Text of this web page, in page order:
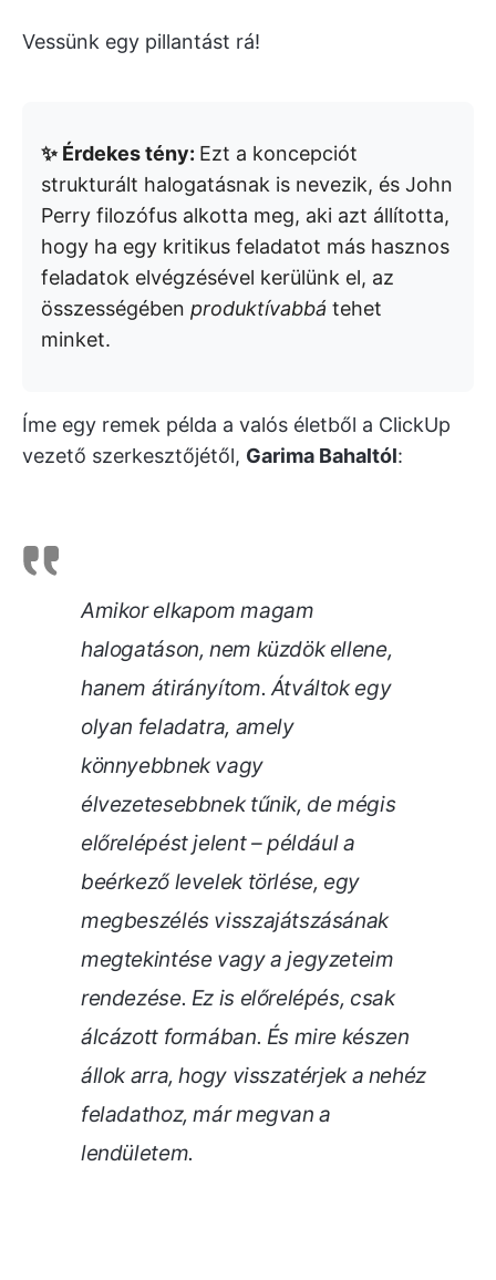
Vessünk egy pillantást rá!
✨ Érdekes tény: Ezt a koncepciót
strukturált halogatásnak is nevezik, és John
Perry filozófus alkotta meg, aki azt állította,
hogy ha egy kritikus feladatot más hasznos
feladatok elvégzésével kerülünk el, az
összességében produktívabbá tehet
minket.
Íme egy remek példa a valós életből a ClickUp
vezető szerkesztőjétől, Garima Bahaltól:
Amikor elkapom magam
halogatáson, nem küzdök ellene,
hanem átirányítom. Átváltok egy
olyan feladatra, amely
könnyebbnek vagy
élvezetesebbnek tűnik, de mégis
előrelépést jelent – például a
beérkező levelek törlése, egy
megbeszélés visszajátszásának
megtekintése vagy a jegyzeteim
rendezése. Ez is előrelépés, csak
álcázott formában. És mire készen
állok arra, hogy visszatérjek a nehéz
feladathoz, már megvan a
lendületem.